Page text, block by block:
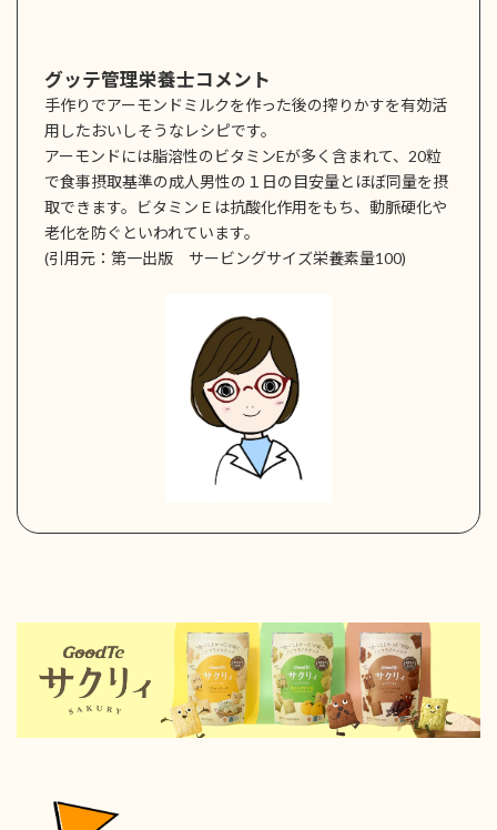
グッテ管理栄養士コメント
手作りでアーモンドミルクを作った後の搾りかすを有効活
用したおいしそうなレシピです。
アーモンドには脂溶性のビタミンEが多く含まれて、20粒
で食事摂取基準の成人男性の１日の目安量とほぼ同量を摂
取できます。ビタミンＥは抗酸化作用をもち、動脈硬化や
老化を防ぐといわれています。
(引用元：第一出版 サービングサイズ栄養素量100)